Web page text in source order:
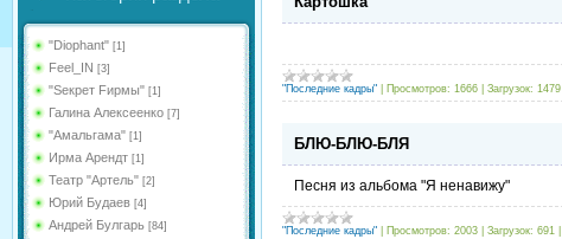
"Diophant" [1]
Feel_IN [3]
"Sекрет Fирмы" [1]
Галина Алексеенко [7]
"Амальгама" [1]
Ирма Арендт [1]
Театр "Артель" [2]
Юрий Будаев [4]
Андрей Булгарь [84]
"Последние кадры" Просмотров: 1666 Загрузок: 1479
БЛЮ-БЛЮ-БЛЯ
Песня из альбома "Я ненавижу"
"Последние кадры" Просмотров: 2003 Загрузок: 691